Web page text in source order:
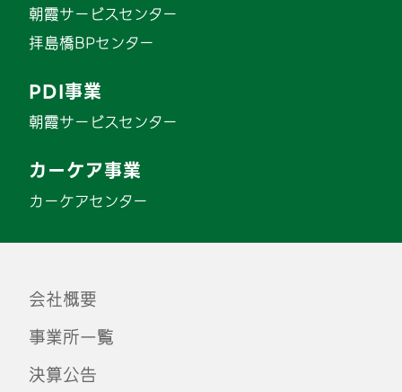
朝霞サービスセンター
拝島橋BPセンター
PDI事業
朝霞サービスセンター
カーケア事業
カーケアセンター
会社概要
事業所一覧
決算公告